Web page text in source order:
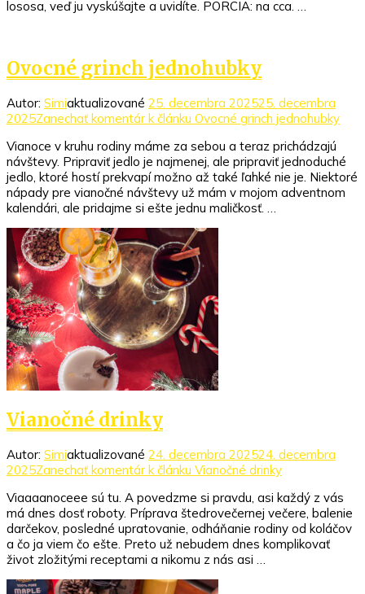
lososa, veď ju vyskúšajte a uvidíte. PORCIA: na cca. …
Ovocné grinch jednohubky
Autor: Simiaktualizované 25. decembra 202525. decembra
2025Zanechať komentár k článku Ovocné grinch jednohubky
Vianoce v kruhu rodiny máme za sebou a teraz prichádzajú
návštevy. Pripraviť jedlo je najmenej, ale pripraviť jednoduché
jedlo, ktoré hostí prekvapí možno až také ľahké nie je. Niektoré
nápady pre vianočné návštevy už mám v mojom adventnom
kalendári, ale pridajme si ešte jednu maličkosť. …
Vianočné drinky
Autor: Simiaktualizované 24. decembra 202524. decembra
2025Zanechať komentár k článku Vianočné drinky
Viaaaanoceee sú tu. A povedzme si pravdu, asi každý z vás
má dnes dosť roboty. Príprava štedrovečernej večere, balenie
darčekov, posledné upratovanie, odháňanie rodiny od koláčov
a čo ja viem čo ešte. Preto už nebudem dnes komplikovať
život zložitými receptami a nikomu z nás asi …